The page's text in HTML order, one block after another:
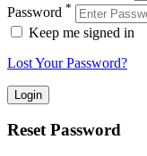
Password *
Keep me signed in
Lost Your Password?
Reset Password